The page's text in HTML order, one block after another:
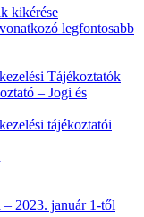
kikérése
legfontosabb
Tájékoztatók
– Jogi és
tájékoztatói
2023. január 1-től